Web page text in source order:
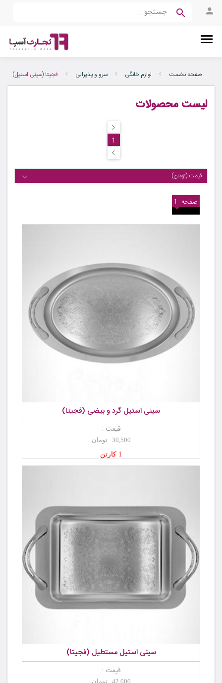
صفحه نخست لوازم خانگی سرو و پذیرایی فجیتا (سینی استیل)
لیست محصولات
1
قیمت (تومان)
صفحه 1
سینی استیل گرد و بیضی (فجیتا)
قیمت :
30,500 تومان
1 کارتن
سینی استیل مستطیل (فجیتا)
قیمت :
42,000 تومان